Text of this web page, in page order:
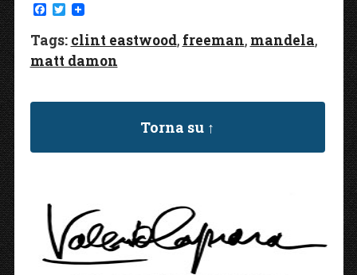
F
c
e
b
o
k
T
i
t
t
e
Tags: clint eastwood, freeman, mandela,
matt damon
Torna su ↑